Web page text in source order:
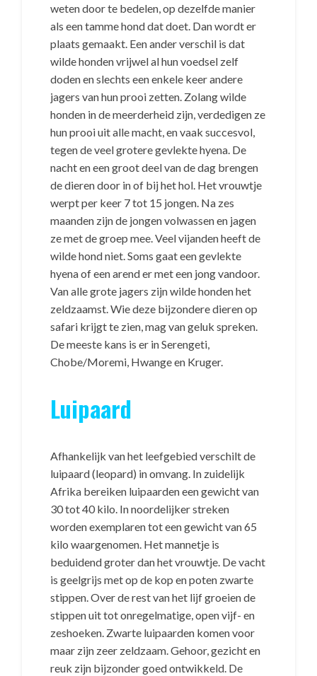
weten door te bedelen, op dezelfde manier
als een tamme hond dat doet. Dan wordt er
plaats gemaakt. Een ander verschil is dat
wilde honden vrijwel al hun voedsel zelf
doden en slechts een enkele keer andere
jagers van hun prooi zetten. Zolang wilde
honden in de meerderheid zijn, verdedigen ze
hun prooi uit alle macht, en vaak succesvol,
tegen de veel grotere gevlekte hyena. De
nacht en een groot deel van de dag brengen
de dieren door in of bij het hol. Het vrouwtje
werpt per keer 7 tot 15 jongen. Na zes
maanden zijn de jongen volwassen en jagen
ze met de groep mee. Veel vijanden heeft de
wilde hond niet. Soms gaat een gevlekte
hyena of een arend er met een jong vandoor.
Van alle grote jagers zijn wilde honden het
zeldzaamst. Wie deze bijzondere dieren op
safari krijgt te zien, mag van geluk spreken.
De meeste kans is er in Serengeti,
Chobe/Moremi, Hwange en Kruger.
Luipaard
Afhankelijk van het leefgebied verschilt de
luipaard (leopard) in omvang. In zuidelijk
Afrika bereiken luipaarden een gewicht van
30 tot 40 kilo. In noordelijker streken
worden exemplaren tot een gewicht van 65
kilo waargenomen. Het mannetje is
beduidend groter dan het vrouwtje. De vacht
is geelgrijs met op de kop en poten zwarte
stippen. Over de rest van het lijf groeien de
stippen uit tot onregelmatige, open vijf- en
zeshoeken. Zwarte luipaarden komen voor
maar zijn zeer zeldzaam. Gehoor, gezicht en
reuk zijn bijzonder goed ontwikkeld. De